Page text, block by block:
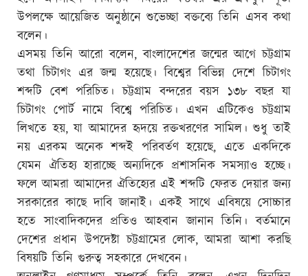
উপলক্ষে আয়েজিত অনুষ্ঠানে শুভেচ্ছা বক্তব্যে তিনি এসব কথা
বলেন।
এসময় তিনি আরো বলেন, বাংলাদেশের জন্মের আগে চট্টগ্রাম
তথা চিটাগং এর জন্ম হয়েছে। বিশ্বের বিভিন্ন দেশে চিটাগং
শব্দটি বেশ পরিচিত। চট্টগ্রাম বন্দরের বয়স ১৩৮ বছর যা
চিটাগং পোর্ট নামে বিশ্বে পরিচিত। এখন এটিকেও চট্টগ্রাম
লিখতে হয়, যা আমাদের হৃদয়ে রক্তখরণের সামিল। শুধু তাই
নয় এরকম অনেক শব্দই পরিবর্তণ হয়েছে, এতে একদিকে
যেমন ঐতিহ্য হারাচ্ছে অন্যদিকে প্রশাসনিক সমস্যাও হচ্ছে।
ফলে আমরা আমাদের ঐতিহ্যের এই শব্দটি ফেরত দেয়ার জন্য
সরকারের কাছে দাবি জানাই। একই সাথে এবিষয়ে সোচ্চার
হতে সাংবাদিকদের প্রতিও আহবান জানান তিনি। বর্তমানে
দেশের প্রধান উপদেষ্টা চট্টগ্রামের লোক, আমরা আশা করছি
বিষয়টি তিনি গুরুত্ব সহকারে দেখবেন।